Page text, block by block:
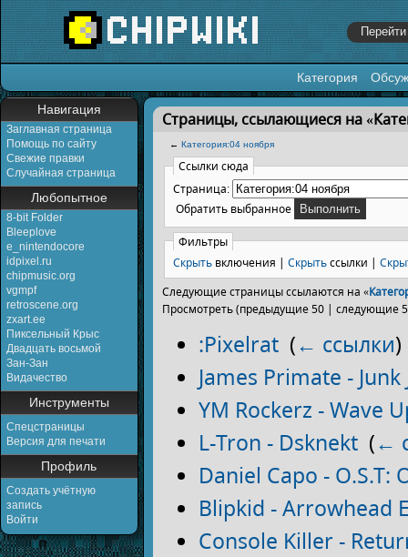
Категория
Навигация
Заглавная страница
Помощь по сайту
Свежие правки
Случайная страница
Любопытное
8-bit Folder
Bleeplove
e_nintendocore
idpixel.ru
chipmusic.org
vgmpf
retroscene.org
zxart.ee
Пиксельный Крыс
Двадцать восьмой
Зан-Зан
Видачество
Инструменты
Спецстраницы
Версия для печати
Профиль
Создать учётную
запись
Войти
Перейти к:навигация,поиск
Страницы, ссылающиеся на
← Категория:04 ноября
Ссылки сюда
Страница:
Обратить выбранное
Фильтры
Скрыть включения | Скрытьссылки |
Следующие страницы ссылаются на «
Просмотреть (предыдущие 50 | следующие
:Pixelrat (← ссылки)
James Primate - Junk
YM Rockerz - Wave
L-Tron - Dsknekt (←
Daniel Capo -
Blipkid - Arrowhead
Console Killer -